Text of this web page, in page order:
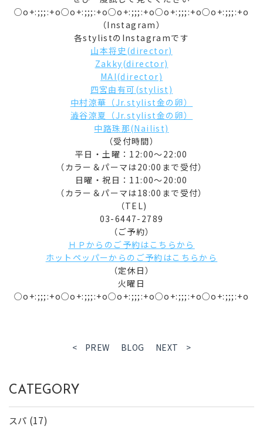
○o+:;;;:+o○o+:;;;:+o○o+:;;;:+o○o+:;;;:+o○o+:;;;:+o
（Instagram）
各stylistのInstagramです
山本将史(director)
Zakky(director)
MAI(director)
四宮由有可(stylist)
中村涼華（Jr.stylist金の卵）
澁谷涼夏（Jr.stylist金の卵）
中路珠那(Nailist)
（受付時間）
平日・土曜：12:00～22:00
（カラー＆パーマは20:00まで受付）
日曜・祝日：11:00～20:00
（カラー＆パーマは18:00まで受付）
（TEL)
03-6447-2789
（ご予約）
ＨＰからのご予約はこちらから
ホットペッパーからのご予約はこちらから
（定休日）
火曜日
○o+:;;;:+o○o+:;;;:+o○o+:;;;:+o○o+:;;;:+o○o+:;;;:+o
< PREW BLOG NEXT >
CATEGORY
スパ (17)